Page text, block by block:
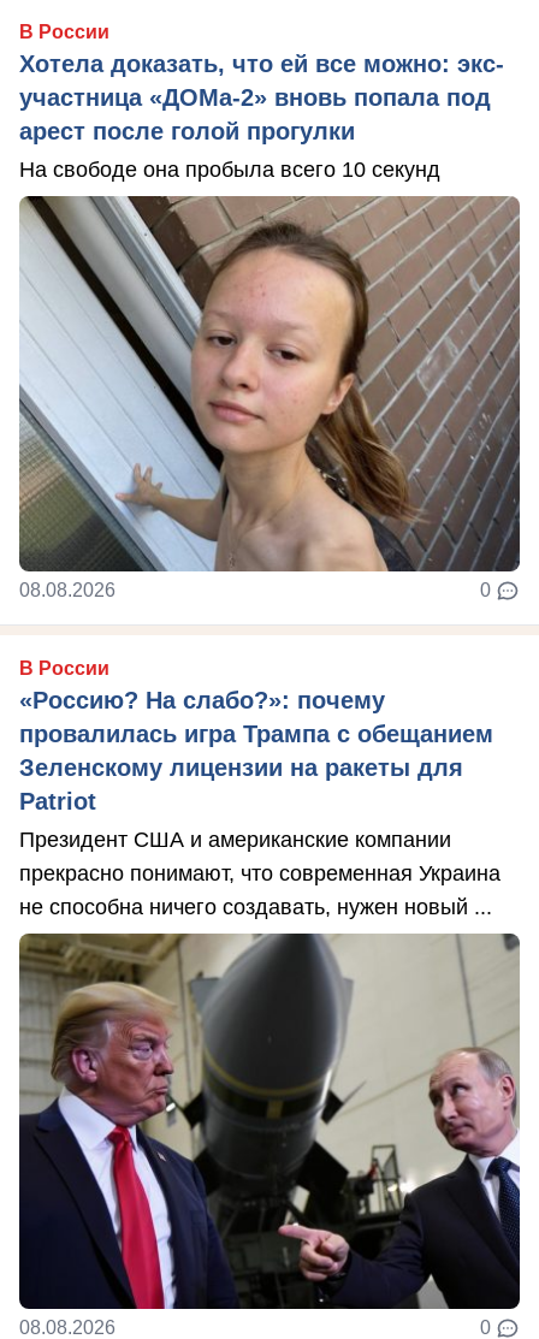
В России
Хотела доказать, что ей все можно: экс-
участница «ДОМа-2» вновь попала под
арест после голой прогулки
На свободе она пробыла всего 10 секунд
08.08.2026 0
В России
«Россию? На слабо?»: почему
провалилась игра Трампа с обещанием
Зеленскому лицензии на ракеты для
Patriot
Президент США и американские компании
прекрасно понимают, что современная Украина
не способна ничего создавать, нужен новый ...
08.08.2026 0